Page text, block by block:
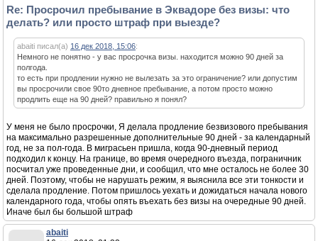
Re: Просрочил пребывание в Эквадоре без визы: что
делать? или просто штраф при выезде?
abaiti писал(а) 16 дек 2018, 15:06:
Немного не понятно - у вас просрочка визы. находится можно 90 дней за
полгода.
то есть при продлении нужно не вылезать за это ограничение? или допустим
вы просрочили свое 90то дневное пребывание, а потом просто можно
продлить еще на 90 дней? правильно я понял?
У меня не было просрочки, Я делала продление безвизового пребывания
на максимально разрешенные дополнительные 90 дней - за календарный
год, не за пол-года. В миграсьен пришла, когда 90-дневный период
подходил к концу. На границе, во время очередного въезда, пограничник
посчитал уже проведенные дни, и сообщил, что мне осталось не более 30
дней. Поэтому, чтобы не нарушать режим, я выяснила все эти тонкости и
сделала продление. Потом пришлось уехать и дожидаться начала нового
календарного года, чтобы опять въехать без визы на очередные 90 дней.
Иначе был бы большой штраф
abaiti